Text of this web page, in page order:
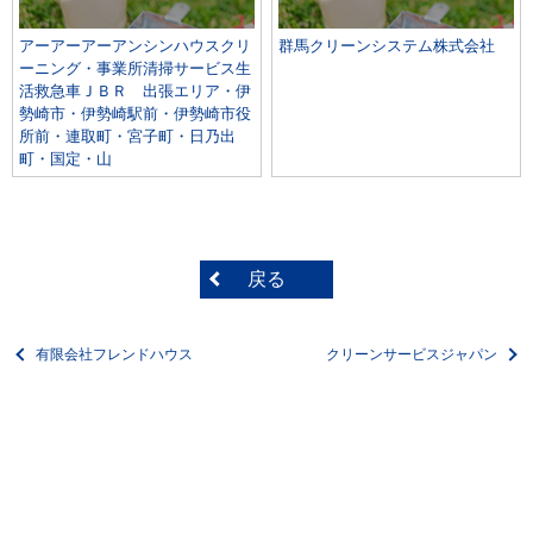
アーアーアーアンシンハウスクリ
ーニング・事業所清掃サービス生
活救急車ＪＢＲ 出張エリア・伊
勢崎市・伊勢崎駅前・伊勢崎市役
所前・連取町・宮子町・日乃出
町・国定・山
群馬クリーンシステム株式会社
戻る
有限会社フレンドハウス クリーンサービスジャパン